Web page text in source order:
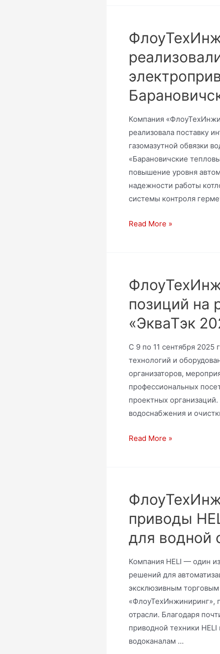
Компания
реализовала поставку
газомазутной обвязки
«Барановичские
повышение уровня
надежности работы
системы контроля
Read More »
позиций на
«ЭкваТэк
С 9 по 11 сентября
технологий и
организаторов,
профессиональных
проектных
водоснабжения и
Read More »
приводы
для водной
Компания HELI — один
решений для
эксклюзивным
«ФлоуТехИнжиниринг»,
отрасли. Благодаря
приводной техники
водоканалам …